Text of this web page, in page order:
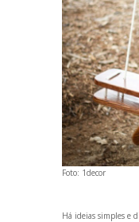
Foto: 1decor
Há ideias simples e